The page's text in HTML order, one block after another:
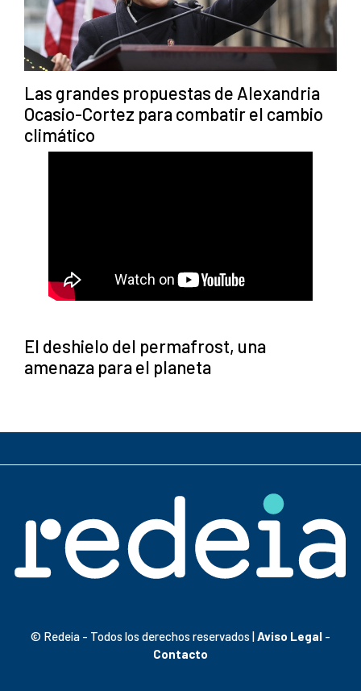
Las grandes propuestas de Alexandria
Ocasio-Cortez para combatir el cambio
climático
El deshielo del permafrost, una
amenaza para el planeta
© Redeia - Todos los derechos reservados |Aviso Legal -
Contacto